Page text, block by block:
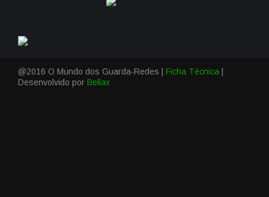
@2016 O Mundo dos Guarda-Redes | Ficha Técnica
Desenvolvido por Bellax